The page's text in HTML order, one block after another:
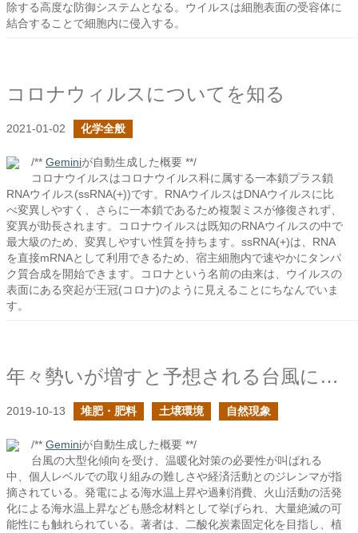
除する高度な防御システムとなる。ウイルスは細胞表面の受容体に
結合することで細胞内に侵入する。
コロナウィルスについてを知る
2021-01-02 化学全般
/** Geminiが自動生成した概要 **/
コロナウイルスはコロナウイルス科に属する一本鎖プラス鎖
RNAウイルス(ssRNA(+))です。RNAウイルスはDNAウイルスに比
べ変異しやすく、さらに一本鎖であるため複製ミスが修復されず、
変異が助長されます。コロナウイルスは既知のRNAウイルスの中で
最大級のため、変異しやすい性質を持ちます。ssRNA(+)は、RNA
を直接mRNAとして利用できるため、宿主細胞内で速やかにタンパ
ク質合成を開始できます。コロナという名前の由来は、ウイルスの
表面にある突起が王冠(コロナ)のように見えることにちなんでいま
す。
年々勢いが増すと予想される台風に対して出来ることはあるか？
2019-10-13 堆肥・肥料 土壌環境 自然現象
/** Geminiが自動生成した概要 **/
台風の大型化傾向を受け、温暖化対策の必要性が叫ばれる
中、個人レベルでの取り組みの難しさや経済活動とのジレンマが指
摘されている。発電による海水温上昇や過剰消費、火山活動の活発
化による海水温上昇なども懸念材料として挙げられ、大量絶滅の可
能性にも触れられている。著者は、二酸化炭素固定化を目指し、植